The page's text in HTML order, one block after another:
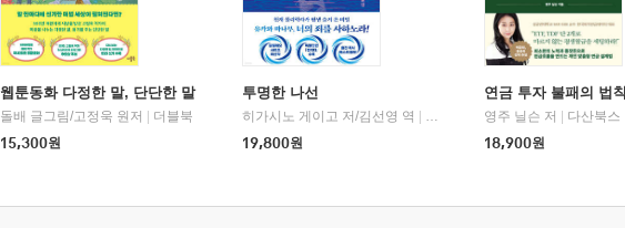
웹툰동화 다정한 말, 단단한 말
돌배 글그림/고정욱 원저
더블북
15,300원
투명한 나선
히가시노 게이고 저/김선영 역
북다
19,800원
연금 투자 불패의 법칙
영주 닐슨 저
다산북스
18,900원